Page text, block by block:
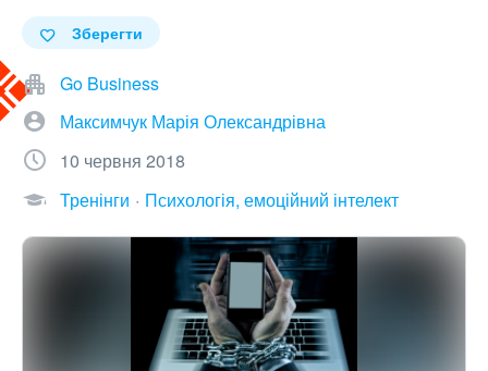
Зберегти
Go Business
Максимчук Марія Олександрівна
10 червня 2018
Тренінги
Психологія, емоційний інтелект